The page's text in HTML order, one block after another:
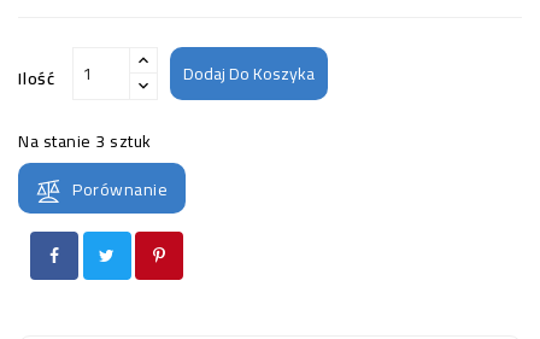
Ilość Dodaj Do Koszyka
Na stanie 3 sztuk
Porównanie